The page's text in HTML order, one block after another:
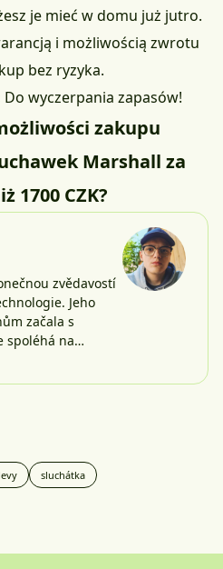
je mieć w domu już jutro.
i możliwością zwrotu
bez ryzyka.
Do wyczerpania zapasów!
zakupu
Marshall za
1700 CZK?
zvědavostí
Jeho
začala s
spoléhá na…
sluchátka